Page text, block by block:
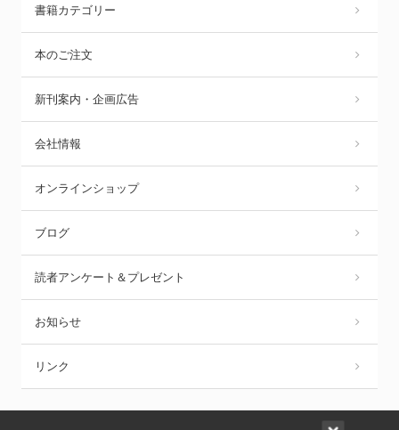
書籍カテゴリー
本のご注文
新刊案内・企画広告
会社情報
オンラインショップ
ブログ
読者アンケート＆プレゼント
お知らせ
リンク